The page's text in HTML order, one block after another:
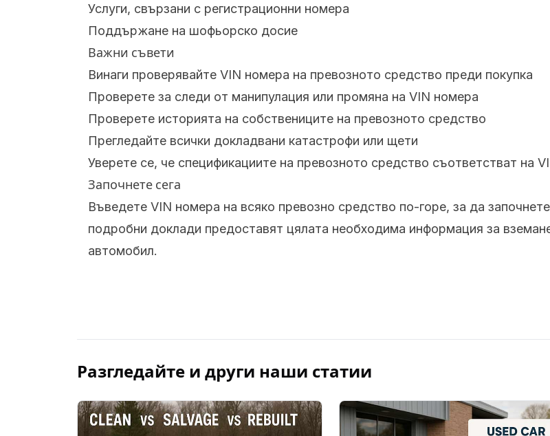
Услуги, свързани с регистрационни номера
Поддържане на шофьорско досие
Важни съвети
Винаги проверявайте VIN номера на превозното средство преди покупка
Проверете за следи от манипулация или промяна на VIN номера
Проверете историята на собствениците на превозното средство
Прегледайте всички докладвани катастрофи или щети
Уверете се, че спецификациите на превозното средство съответстват на
Започнете сега
Въведете VIN номера на всяко превозно средство по-горе, за да
подробни доклади предоставят цялата необходима информация за
автомобил.
Разгледайте и други наши статии